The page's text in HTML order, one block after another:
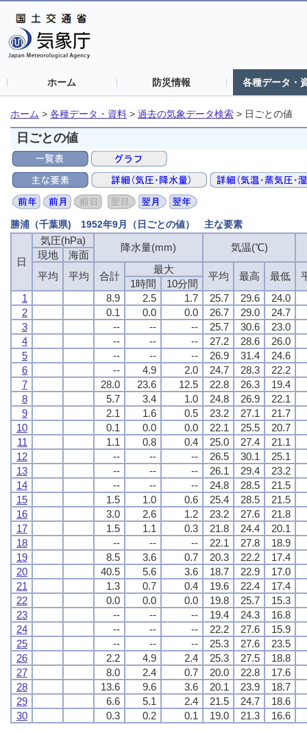
ホーム 防災情報 各種データ・
ホーム > 各種データ・資料 > 過去の気象データ検索 > 日ごとの値
日ごとの値
勝浦（千葉県) 1952年9月（日ごとの値） 主な要素
日
気圧(hPa)
降水量(mm) 気温(℃)
現地
海面
平均
平均 合計
最大
平均 最高 最低
1時間
10分間
1
8.9 2.5 1.7 25.7 29.6
24.0
2
0.1 0.0 0.0 26.7 29.0
24.7
3
-- -- -- 25.7 30.6
23.0
4
-- -- -- 27.2 28.6
26.0
5
-- -- -- 26.9 31.4
24.6
6
-- 4.9 2.0 24.7 28.3
22.2
7
28.0 23.6 12.5 22.8 26.3
19.4
8
5.7 3.4 1.0 24.8 26.9
22.1
9
2.1 1.6 0.5 23.2 27.1
21.7
10
0.1 0.0 0.0 22.1 25.5
20.7
11
1.1 0.8 0.4 25.0 27.4
21.1
12
-- -- -- 26.5 30.1
25.1
13
-- -- -- 26.1 29.4
23.2
14
-- -- -- 24.8 28.5
21.5
15
1.5 1.0 0.6 25.4 28.5
21.5
16
3.0 2.6 1.2 23.2 27.6
21.8
17
1.5 1.1 0.3 21.8 24.4
20.1
18
-- -- -- 22.1 27.8
18.9
19
8.5 3.6 0.7 20.3 22.2
17.4
20
40.5 5.6 3.6 18.7 22.9
17.0
21
1.3 0.7 0.4 19.6 22.4
17.4
22
0.0 0.0 0.0 19.8 25.7
15.3
23
-- -- -- 19.4 24.3
16.8
24
-- -- -- 22.2 27.6
15.9
25
-- -- -- 25.3 27.6
23.5
26
2.2 4.9 2.4 25.3 27.5
18.8
27
8.0 2.4 0.7 20.0 22.8
17.6
28
13.6 9.6 3.6 20.1 23.9
18.7
29
6.6 5.1 2.4 21.5 24.7
18.6
30
0.3 0.2 0.1 19.0 21.3 16.6